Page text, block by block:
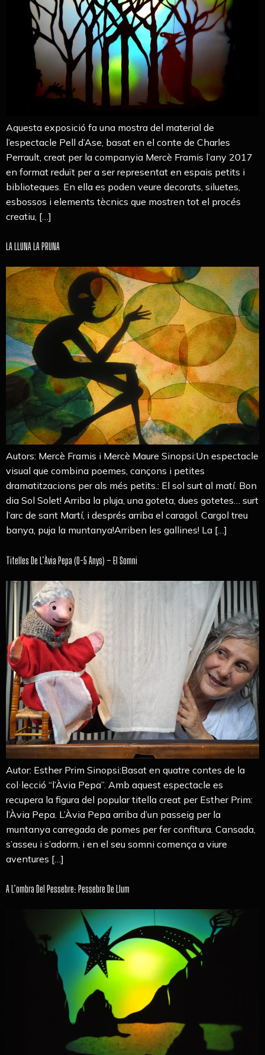
Aquesta exposició fa una mostra del material de
l’espectacle Pell d’Ase, basat en el conte de Charles
Perrault, creat per la companyia Mercè Framis l’any 2017
en format reduït per a ser representat en espais petits i
biblioteques. En ella es poden veure decorats, siluetes,
esbossos i elements tècnics que mostren tot el procés
creatiu, […]
LA LLUNA LA PRUNA
Autors: Mercè Framis i Mercè Maure Sinopsi:Un espectacle
visual que combina poemes, cançons i petites
dramatitzacions per als més petits.: El sol surt al matí. Bon
dia Sol Solet! Arriba la pluja, una goteta, dues gotetes… surt
l’arc de sant Martí, i després arriba el caragol. Cargol treu
banya, puja la muntanya!Arriben les gallines! La […]
Titelles De L’Àvia Pepa (0-5 Anys) – El Somni
Autor: Esther Prim Sinopsi:Basat en quatre contes de la
col·lecció “l’Àvia Pepa”. Amb aquest espectacle es
recupera la figura del popular titella creat per Esther Prim:
l’Àvia Pepa. L’Àvia Pepa arriba d’un passeig per la
muntanya carregada de pomes per fer confitura. Cansada,
s’asseu i s’adorm, i en el seu somni comença a viure
aventures […]
A L’ombra Del Pessebre: Pessebre De Llum